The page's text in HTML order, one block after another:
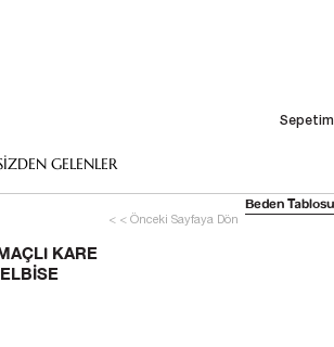
Sepetim
GELENLER
< < Önceki Sayfaya Dön
KARE
Beden Tablosu